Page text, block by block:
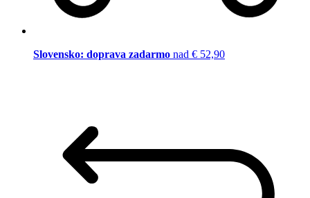
Slovensko: doprava zadarmo nad € 52,90